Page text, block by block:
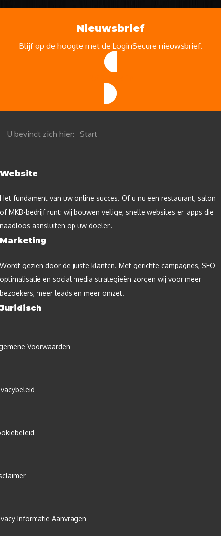
Nieuwsbrief
Blijf op de hoogte met de LoginSecure nieuwsbrief.
U bevindt zich hier: Start
Website
Het fundament van uw online succes. Of u nu een restaurant, salon
of MKB-bedrijf runt: wij bouwen veilige, snelle websites en apps die
naadloos aansluiten op uw doelen.
Marketing
Wordt gezien door de juiste klanten. Met gerichte campagnes, SEO-
optimalisatie en social media strategieën zorgen wij voor meer
bezoekers, meer leads en meer omzet.
Juridisch
Voorwaarden
Informatie Aanvragen